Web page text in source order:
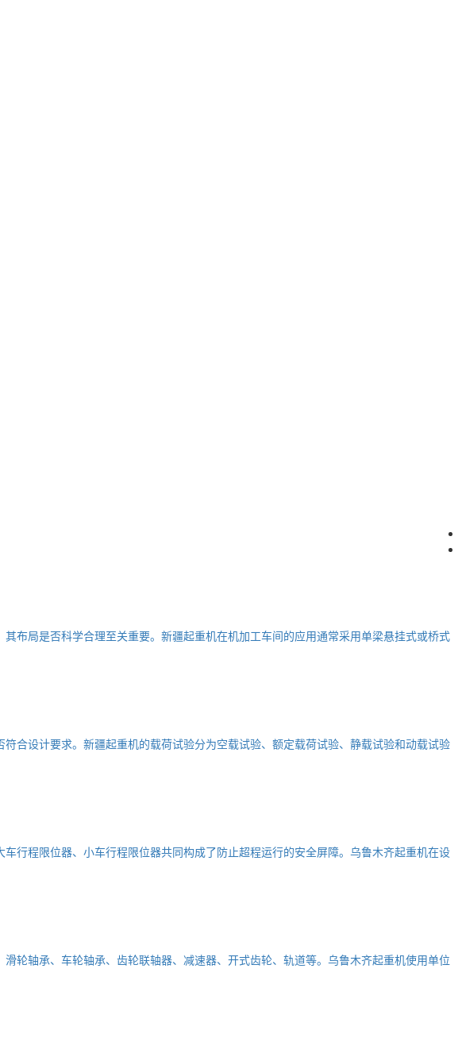
布局是否科学合理至关重要。新疆起重机在机加工车间的应用通常采用单梁悬挂式或桥式
合设计要求。新疆起重机的载荷试验分为空载试验、额定载荷试验、静载试验和动载试验
行程限位器、小车行程限位器共同构成了防止超程运行的安全屏障。乌鲁木齐起重机在设
轮轴承、车轮轴承、齿轮联轴器、减速器、开式齿轮、轨道等。乌鲁木齐起重机使用单位